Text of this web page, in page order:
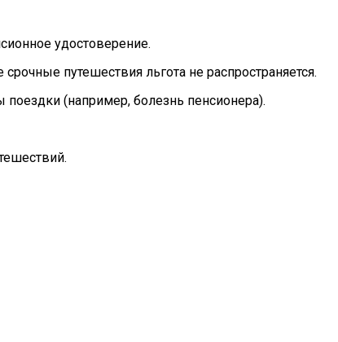
удостоверение.
путешествия льгота не распространяется.
(например, болезнь пенсионера).